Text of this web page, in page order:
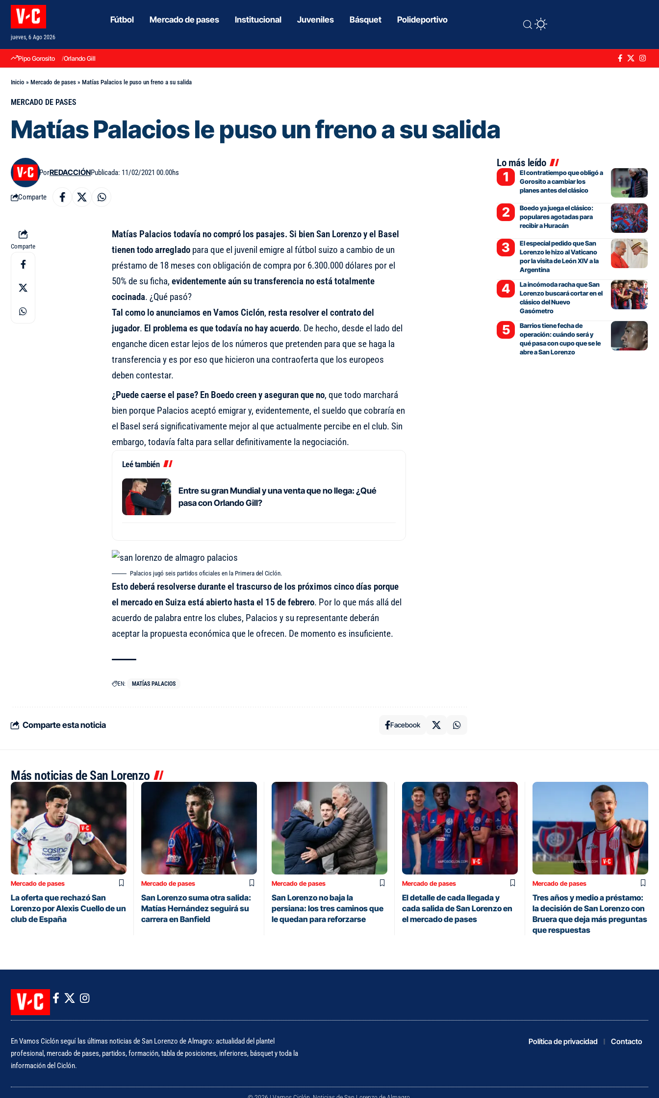
jueves, 6 Ago 2026
Fútbol Mercado de pases Institucional Juveniles Básquet Polideportivo
Pipo Gorosito Orlando Gill
Inicio » Mercado de pases » Matías Palacios le puso un freno a su salida
MERCADO DE PASES
Matías Palacios le puso un freno a su salida
PorREDACCIÓNPublicada: 11/02/2021 00.00hs
Comparte
Comparte
Matías Palacios todavía no compró los pasajes. Si bien San Lorenzo y el Basel
tienen todo arregladopara que el juvenil emigre al fútbol suizo a cambio de un
préstamo de 18 meses con obligación de compra por 6.300.000 dólares por el
50% de su ficha, evidentemente aún su transferencia no está totalmente
cocinada. ¿Qué pasó?
Tal como lo anunciamos en Vamos Ciclón, resta resolver el contrato del
jugador. El problema es que todavía no hay acuerdo. De hecho, desde el lado del
enganche dicen estar lejos de los números que pretenden para que se haga la
transferencia y es por eso que hicieron una contraoferta que los europeos
deben contestar.
¿Puede caerse el pase? En Boedo creen y aseguran que no, que todo marchará
bien porque Palacios aceptó emigrar y, evidentemente, el sueldo que cobraría en
el Basel será significativamente mejor al que actualmente percibe en el club. Sin
embargo, todavía falta para sellar definitivamente la negociación.
Leé también
Entre su gran Mundial y una venta que no llega: ¿Qué
pasa con Orlando Gill?
Palacios jugó seis partidos oficiales en la Primera del Ciclón.
Esto deberá resolverse durante el trascurso de los próximos cinco días porque
el mercado en Suiza está abierto hasta el 15 de febrero. Por lo que más allá del
acuerdo de palabra entre los clubes, Palacios y su representante deberán
aceptar la propuesta económica que le ofrecen. De momento es insuficiente.
EN: MATÍAS PALACIOS
Comparte esta noticia Facebook
Lo más leído
El contratiempo que obligó a
Gorosito a cambiar los
planes antes del clásico
Boedo ya juega el clásico:
populares agotadas para
recibir a Huracán
El especial pedido que San
Lorenzo le hizo al Vaticano
por la visita de León XIV a la
Argentina
La incómoda racha que San
Lorenzo buscará cortar en el
clásico del Nuevo
Gasómetro
Barrios tiene fecha de
operación: cuándo será y
qué pasa con cupo que se le
abre a San Lorenzo
Más noticias de San Lorenzo
Mercado de pases
La oferta que rechazó San
Lorenzo por Alexis Cuello de un
club de España
Mercado de pases
San Lorenzo suma otra salida:
Matías Hernández seguirá su
carrera en Banfield
Mercado de pases
San Lorenzo no baja la
persiana: los tres caminos que
le quedan para reforzarse
Mercado de pases
El detalle de cada llegada y
cada salida de San Lorenzo en
el mercado de pases
Mercado de pases
Tres años y medio a préstamo:
la decisión de San Lorenzo con
Bruera que deja más preguntas
que respuestas
En Vamos Ciclón seguí las últimas noticias de San Lorenzo de Almagro: actualidad del plantel
profesional, mercado de pases, partidos, formación, tabla de posiciones, inferiores, básquet y toda la
información del Ciclón.
Política de privacidad Contacto